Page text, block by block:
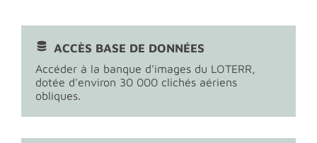
LOTERR, qui étudie l’effet des mesures de
suppression du COVID-19 (anti-COVID-19) sur la
qualité de l’air.
ACCÈS BASE DE DONNÉES
Accéder à la banque d'images du LOTERR,
dotée d'environ 30 000 clichés aériens
obliques.